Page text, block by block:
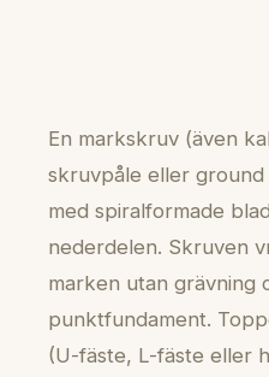
En markskruv (även
skruvpåle eller
med spiralformade
nederdelen. Skruven
marken utan grävning
punktfundament.
(U-fäste, L-fäste eller